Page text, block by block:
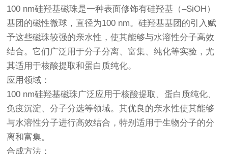
100 nm硅羟基磁珠是一种表面修饰有硅羟基（–SiOH）
基团的磁性微球，直径为100 nm。硅羟基基团的引入赋
予这些磁珠较强的亲水性，使其能够与水溶性分子高效
结合。它们广泛用于分子分离、富集、纯化等实验，尤
其适用于核酸提取和蛋白质纯化。
应用领域：
100 nm硅羟基磁珠广泛应用于核酸提取、蛋白质纯化、
免疫沉淀、分子分选等领域。其优良的亲水性使其能够
与水溶性分子进行高效结合，特别适用于生物分子的分
离和富集。
合成方法：